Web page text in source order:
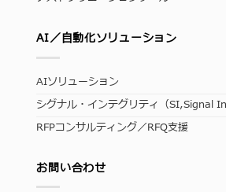
AI／自動化ソリューション
AIソリューション
シグナル・インテグリティ（SI,Signal
RFPコンサルティング／RFQ支援
お問い合わせ